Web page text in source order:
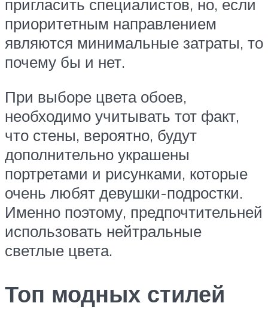
пригласить специалистов, но, если
приоритетным направлением
являются минимальные затраты, то
почему бы и нет.
При выборе цвета обоев,
необходимо учитывать тот факт,
что стены, вероятно, будут
дополнительно украшены
портретами и рисунками, которые
очень любят девушки-подростки.
Именно поэтому, предпочтительней
использовать нейтральные
светлые цвета.
Топ модных стилей